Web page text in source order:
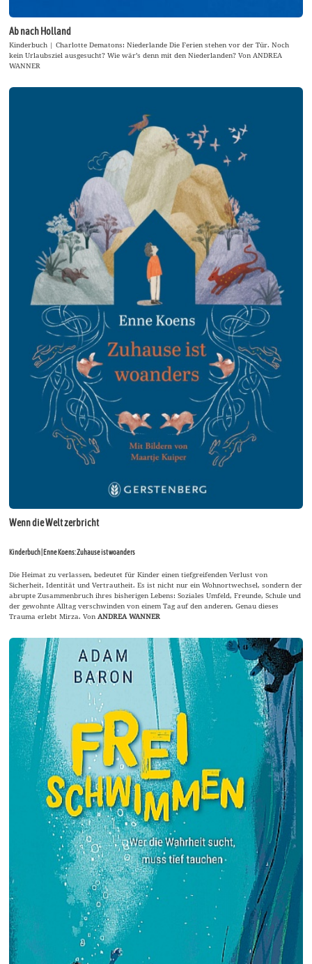
Ab nach Holland
Kinderbuch | Charlotte Dematons: Niederlande Die Ferien stehen vor der Tür. Noch
kein Urlaubsziel ausgesucht? Wie wär’s denn mit den Niederlanden? Von ANDREA
WANNER
Wenn die Welt zerbricht
Kinderbuch | Enne Koens: Zuhause ist woanders
Die Heimat zu verlassen, bedeutet für Kinder einen tiefgreifenden Verlust von
Sicherheit, Identität und Vertrautheit. Es ist nicht nur ein Wohnortwechsel, sondern der
abrupte Zusammenbruch ihres bisherigen Lebens: Soziales Umfeld, Freunde, Schule und
der gewohnte Alltag verschwinden von einem Tag auf den anderen. Genau dieses
Trauma erlebt Mirza. Von ANDREA WANNER